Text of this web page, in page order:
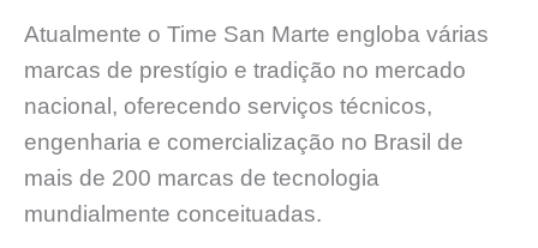
Atualmente o Time San Marte engloba várias
marcas de prestígio e tradição no mercado
nacional, oferecendo serviços técnicos,
engenharia e comercialização no Brasil de
mais de 200 marcas de tecnologia
mundialmente conceituadas.